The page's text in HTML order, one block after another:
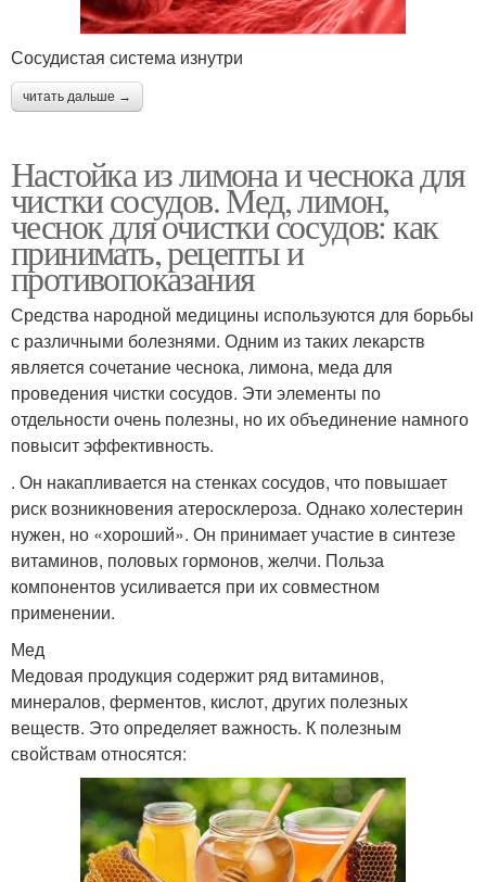
Сосудистая система изнутри
читать дальше →
Настойка из лимона и чеснока для
чистки сосудов. Мед, лимон,
чеснок для очистки сосудов: как
принимать, рецепты и
противопоказания
Средства народной медицины используются для борьбы
с различными болезнями. Одним из таких лекарств
является сочетание чеснока, лимона, меда для
проведения чистки сосудов. Эти элементы по
отдельности очень полезны, но их объединение намного
повысит эффективность.
. Он накапливается на стенках сосудов, что повышает
риск возникновения атеросклероза. Однако холестерин
нужен, но «хороший». Он принимает участие в синтезе
витаминов, половых гормонов, желчи. Польза
компонентов усиливается при их совместном
применении.
Мед
Медовая продукция содержит ряд витаминов,
минералов, ферментов, кислот, других полезных
веществ. Это определяет важность. К полезным
свойствам относятся: